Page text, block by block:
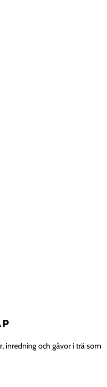
inredning och gåvor i trä som